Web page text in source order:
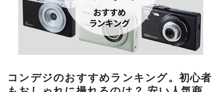
コンデジのおすすめランキング。初心者